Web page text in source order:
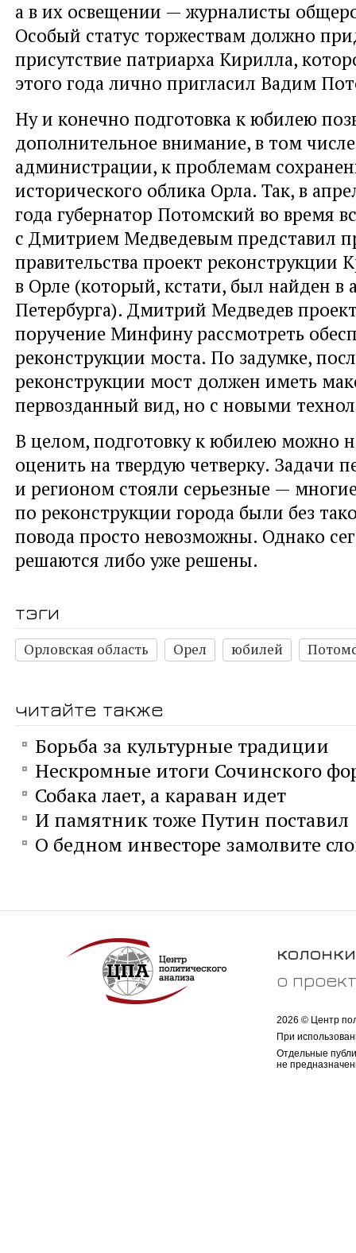
а в их освещении — журналисты
Особый статус торжествам должно
присутствие патриарха Кирилла,
этого года лично пригласил Вадим
Ну и конечно подготовка к юбилею
дополнительное внимание, в том
администрации, к проблемам
исторического облика Орла. Так, в
года губернатор Потомский во время
с Дмитрием Медведевым представил
правительства проект реконструкции
в Орле (который, кстати, был найден в
Петербурга). Дмитрий Медведев
поручение Минфину рассмотреть
реконструкции моста. По задумке,
реконструкции мост должен иметь
первозданный вид, но с новыми
В целом, подготовку к юбилею можно
оценить на твердую четверку. Задачи
и регионом стояли серьезные —
по реконструкции города были без
повода просто невозможны. Однако
решаются либо уже решены.
тэги
Орловская область Орел юбилей
читайте также
Борьба за культурные традиции
Нескромные итоги Сочинского
Собака лает, а караван идет
И памятник тоже Путин поставил
О бедном инвесторе замолвите
колонки
о
2026 © Центр
При
Отдельные
не